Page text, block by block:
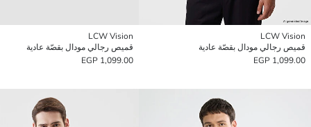
LCW Vision
قميص رجالي مودال بقصّة عادية
1,099.00 EGP
LCW Vision
قميص رجالي مودال بقصّة عادية
1,099.00 EGP